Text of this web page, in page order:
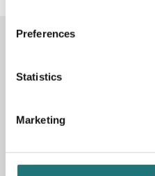
Preferences
Statistics
Marketing